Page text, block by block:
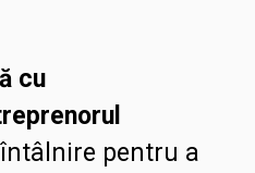
cu
pentru a